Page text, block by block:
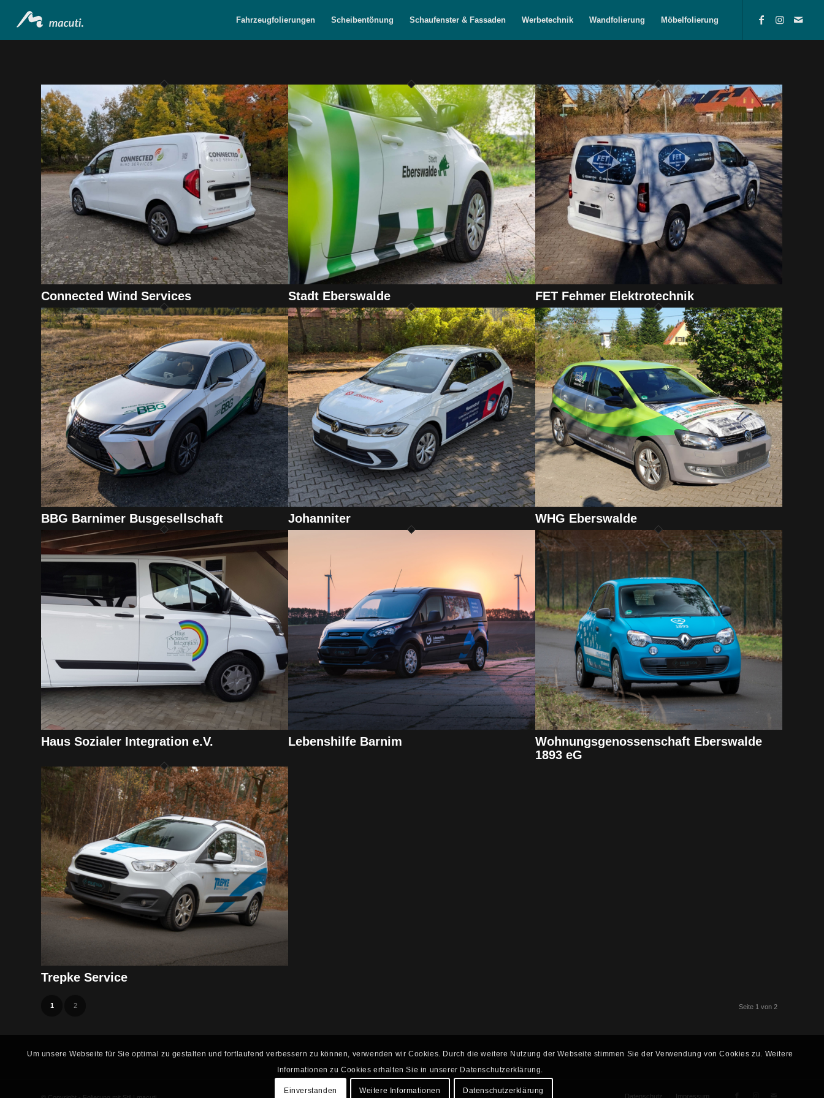
Fahrzeugfolierungen Scheibentönung Schaufenster & Fassaden Werbetechnik Wandfolierung Möbelfolierung
Connected Wind Services Stadt Eberswalde FET Fehmer Elektrotechnik
BBG Barnimer Busgesellschaft Johanniter WHG Eberswalde
Haus Sozialer Integration e.V. Lebenshilfe Barnim
Wohnungsgenossenschaft Eberswalde
1893 eG
Trepke Service
Seite 1 von 2
1 2
Datenschutz Impressum
Um unsere Webseite für Sie optimal zu gestalten und fortlaufend verbessern zu können, verwenden wir Cookies. Durch die weitere Nutzung der Webseite stimmen Sie der Verwendung von Cookies zu. Weitere
Informationen zu Cookies erhalten Sie in unserer Datenschutzerklärung.
Einverstanden Weitere Informationen Datenschutzerklärung